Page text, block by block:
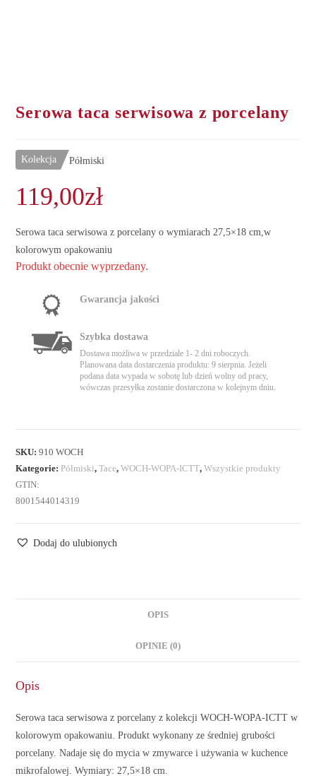
Serowa taca serwisowa z porcelany
Kolekcja Półmiski
119,00zł
Serowa taca serwisowa z porcelany o wymiarach 27,5×18 cm,w
kolorowym opakowaniu
Produkt obecnie wyprzedany.
Gwarancja jakości
Szybka dostawa
Dostawa możliwa w przedziale 1- 2 dni roboczych.
Planowana data dostarczenia produktu: 9 sierpnia. Jeżeli
podana data wypada w sobotę lub dzień wolny od pracy,
wówczas przesyłka zostanie dostarczona w kolejnym dniu.
SKU:910 WOCH
Kategorie: Półmiski,Tace,WOCH-WOPA-ICTT,Wszystkie produkty
GTIN:
8001544014319
Dodaj do ulubionych
OPIS
OPINIE (0)
Opis
Serowa taca serwisowa z porcelany z kolekcji WOCH-WOPA-ICTT w
kolorowym opakowaniu. Produkt wykonany ze średniej grubości
porcelany. Nadaje się do mycia w zmywarce i używania w kuchence
mikrofalowej. Wymiary: 27,5×18 cm.